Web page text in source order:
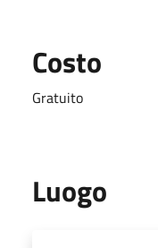
Costo
Gratuito
Luogo